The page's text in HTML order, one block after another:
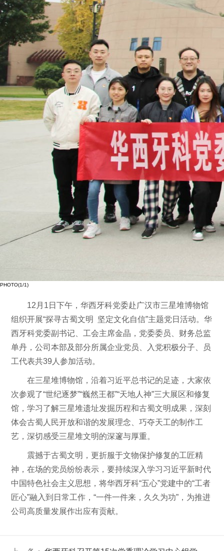
PHOTO(1/1)
12月1日下午，华西牙科党委赴广汉市三星堆博物馆
组织开展“探寻古蜀文明 坚定文化自信”主题党日活动。华
西牙科党委副书记、工会主席金晶，党委委员、财务总监
单丹，公司本部及部分所属企业党员、入党积极分子、员
工代表共39人参加活动。
在三星堆博物馆，沿着习近平总书记的足迹，大家依
次参观了“世纪逐梦”“巍然王都”“天地人神”三大展区和修复
馆，学习了解三星堆遗址发掘历程和古蜀文明成果，深刻
体会古蜀人民开放和谐的发展理念、巧夺天工的制作工
艺，深切感受三星堆文明的深邃与厚重。
震撼于古蜀文明，更折服于文物保护修复的工匠精
神，在场的党员纷纷表示，要持续深入学习习近平新时代
中国特色社会主义思想，将华西牙科“五心”党建中的“工者
匠心”融入到日常工作，“一件一件来，久久为功”，为推进
公司高质量发展作出应有贡献。